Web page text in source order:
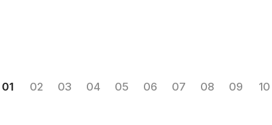
01 02 03 04 05 06 07 08 09 10